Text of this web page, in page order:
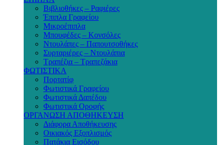
Βιβλιοθήκες – Ραφιέρες
Έπιπλα Γραφείου
Μικροέπιπλα
Μπουφέδες – Κονσόλες
Ντουλάπες – Παπουτσοθήκες
Συρταριέρες – Ντουλάπια
Τραπέζια – Τραπεζάκια
ΦΩΤΙΣΤΙΚΑ
Πορτατίφ
Φωτιστικά Γραφείου
Φωτιστικά Δαπέδου
Φωτιστικά Οροφής
ΟΡΓΑΝΩΣΗ ΑΠΟΘΗΚΕΥΣΗ
Διάφορα Αποθήκευσης
Οικιακός Εξοπλισμός
Πατάκια Εισόδου